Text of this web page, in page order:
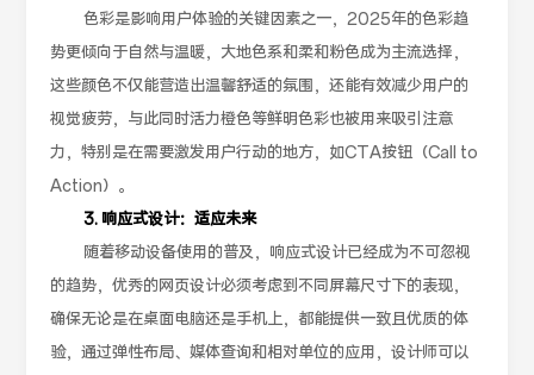
色彩是影响用户体验的关键因素之一，2025年的色彩趋
势更倾向于自然与温暖，大地色系和柔和粉色成为主流选择，
这些颜色不仅能营造出温馨舒适的氛围，还能有效减少用户的
视觉疲劳，与此同时活力橙色等鲜明色彩也被用来吸引注意
力，特别是在需要激发用户行动的地方，如CTA按钮（Call to
Action）。
3. 响应式设计：适应未来
随着移动设备使用的普及，响应式设计已经成为不可忽视
的趋势，优秀的网页设计必须考虑到不同屏幕尺寸下的表现，
确保无论是在桌面电脑还是手机上，都能提供一致且优质的体
验，通过弹性布局、媒体查询和相对单位的应用，设计师可以